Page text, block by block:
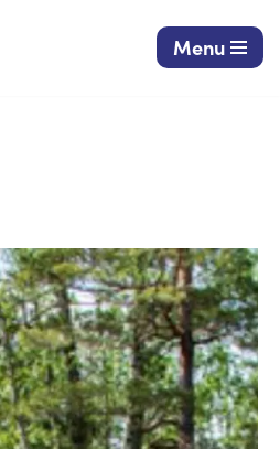
Menu